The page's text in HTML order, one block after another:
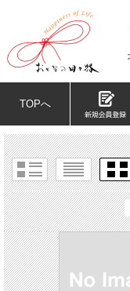
TOPへ